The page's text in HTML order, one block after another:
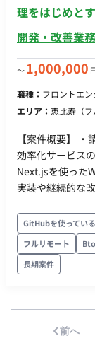
components ・
RDS, S3,
GitHub Copilot,
境：Docker ・AI
/ ChatGPT /
理：GitHub ・
microCMS ・Biz基盤： G suite
ンドやバックエ
ックエンジニア
っています。 ＜
き方のイメージ
※週1出社の場合
2出社を想定し
ります。 （田町
できる方（夜間
（1ヶ月程を想
理をはじめと
開発・改善業
〜1,000,000
職種： フロントエン
エリア： 恵比寿（フ
【案件概要】
効率化サービス
Next.jsを使った
実装や継続的な
体験の提供も重
ーと連携しなが
関与 ・バックエ
プロダクト全体
エンドエンジニ
実装 ・既存機
GitHubを使っている
フルリモート
長期案件
前へ